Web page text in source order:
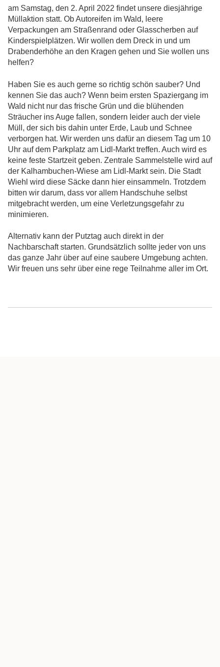
am Samstag, den 2. April 2022 findet unsere diesjährige
Müllaktion statt. Ob Autoreifen im Wald, leere
Verpackungen am Straßenrand oder Glasscherben auf
Kinderspielplätzen. Wir wollen dem Dreck in und um
Drabenderhöhe an den Kragen gehen und Sie wollen uns
helfen?
Haben Sie es auch gerne so richtig schön sauber? Und
kennen Sie das auch? Wenn beim ersten Spaziergang im
Wald nicht nur das frische Grün und die blühenden
Sträucher ins Auge fallen, sondern leider auch der viele
Müll, der sich bis dahin unter Erde, Laub und Schnee
verborgen hat. Wir werden uns dafür an diesem Tag um 10
Uhr auf dem Parkplatz am Lidl-Markt treffen. Auch wird es
keine feste Startzeit geben. Zentrale Sammelstelle wird auf
der Kalhambuchen-Wiese am Lidl-Markt sein. Die Stadt
Wiehl wird diese Säcke dann hier einsammeln. Trotzdem
bitten wir darum, dass vor allem Handschuhe selbst
mitgebracht werden, um eine Verletzungsgefahr zu
minimieren.
Alternativ kann der Putztag auch direkt in der
Nachbarschaft starten. Grundsätzlich sollte jeder von uns
das ganze Jahr über auf eine saubere Umgebung achten.
Wir freuen uns sehr über eine rege Teilnahme aller im Ort.